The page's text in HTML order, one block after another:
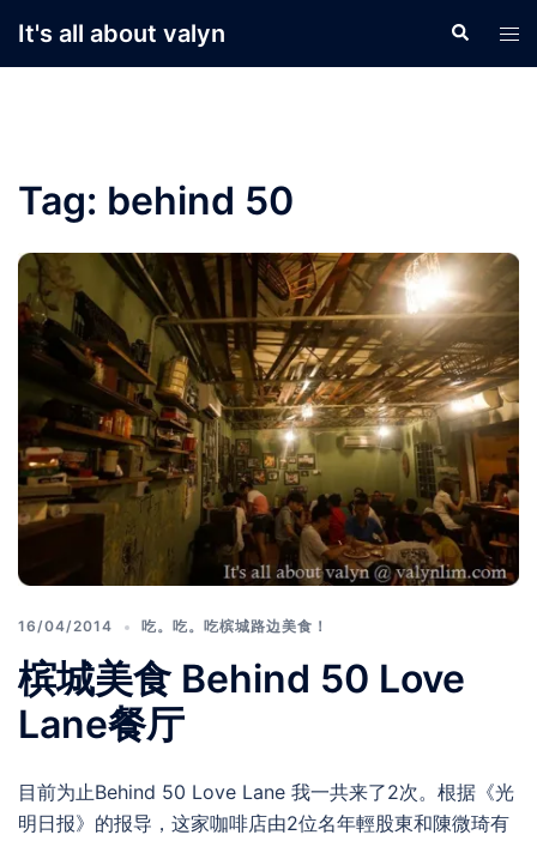
It's all about valyn Search
Tag: behind 50
16/04/2014 吃。吃。吃槟城路边美食！
槟城美食 Behind 50 Love
Lane餐厅
目前为止Behind 50 Love Lane 我一共来了2次。根据《光
明日报》的报导，这家咖啡店由2位名年輕股東和陳微琦有